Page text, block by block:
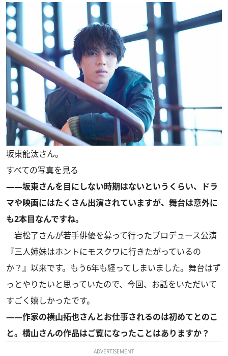
坂東龍汰さん。
すべての写真を見る
――坂東さんを目にしない時期はないというくらい、ドラ
マや映画にはたくさん出演されていますが、舞台は意外に
も2本目なんですね。
岩松了さんが若手俳優を募って行ったプロデュース公演
『三人姉妹はホントにモスクワに行きたがっているの
か？』以来です。もう6年も経ってしまいました。舞台はず
っとやりたいと思っていたので、今回、お話をいただいて
すごく嬉しかったです。
――作家の横山拓也さんとお仕事されるのは初めてとのこ
と。横山さんの作品はご覧になったことはありますか？
ADVERTISEMENT